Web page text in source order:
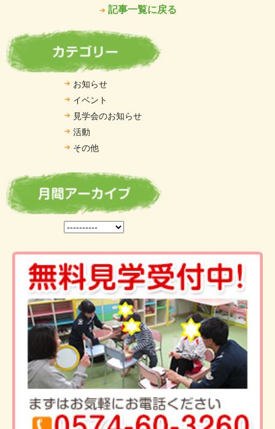
記事一覧に戻る
お知らせ
イベント
見学会のお知らせ
活動
その他